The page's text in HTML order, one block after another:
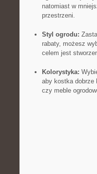
natomiast w
przestrzeni.
Styl‌ ogrodu:
rabaty, możesz
celem jest
Kolorystyka:
aby kostka dobrze
czy meble